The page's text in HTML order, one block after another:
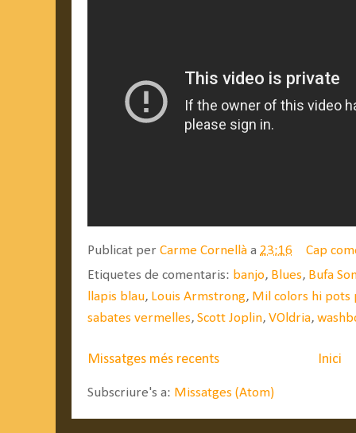
Publicat per Carme Cornellà a 23:16
Cap
Etiquetes de comentaris: banjo, Blues, Bufa
llapis blau, Louis Armstrong, Mil colors hi pots
sabates vermelles, Scott Joplin, VOldria,
Missatges més recents Inici
Subscriure's a: Missatges (Atom)